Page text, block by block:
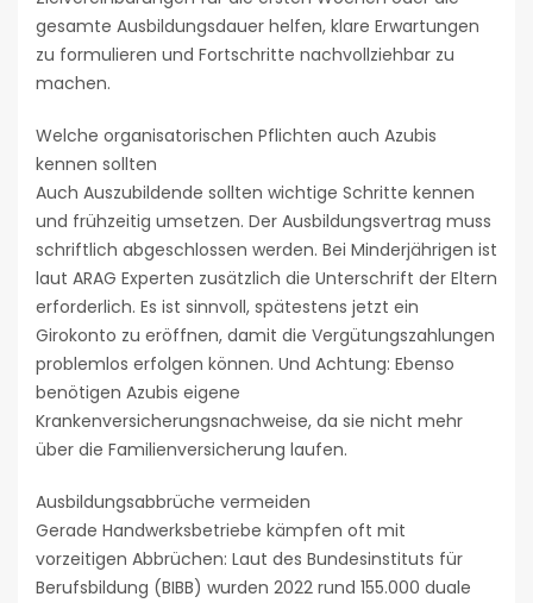
gesamte Ausbildungsdauer helfen, klare Erwartungen
zu formulieren und Fortschritte nachvollziehbar zu
machen.
Welche organisatorischen Pflichten auch Azubis
kennen sollten
Auch Auszubildende sollten wichtige Schritte kennen
und frühzeitig umsetzen. Der Ausbildungsvertrag muss
schriftlich abgeschlossen werden. Bei Minderjährigen ist
laut ARAG Experten zusätzlich die Unterschrift der Eltern
erforderlich. Es ist sinnvoll, spätestens jetzt ein
Girokonto zu eröffnen, damit die Vergütungszahlungen
problemlos erfolgen können. Und Achtung: Ebenso
benötigen Azubis eigene
Krankenversicherungsnachweise, da sie nicht mehr
über die Familienversicherung laufen.
Ausbildungsabbrüche vermeiden
Gerade Handwerksbetriebe kämpfen oft mit
vorzeitigen Abbrüchen: Laut des Bundesinstituts für
Berufsbildung (BIBB) wurden 2022 rund 155.000 duale